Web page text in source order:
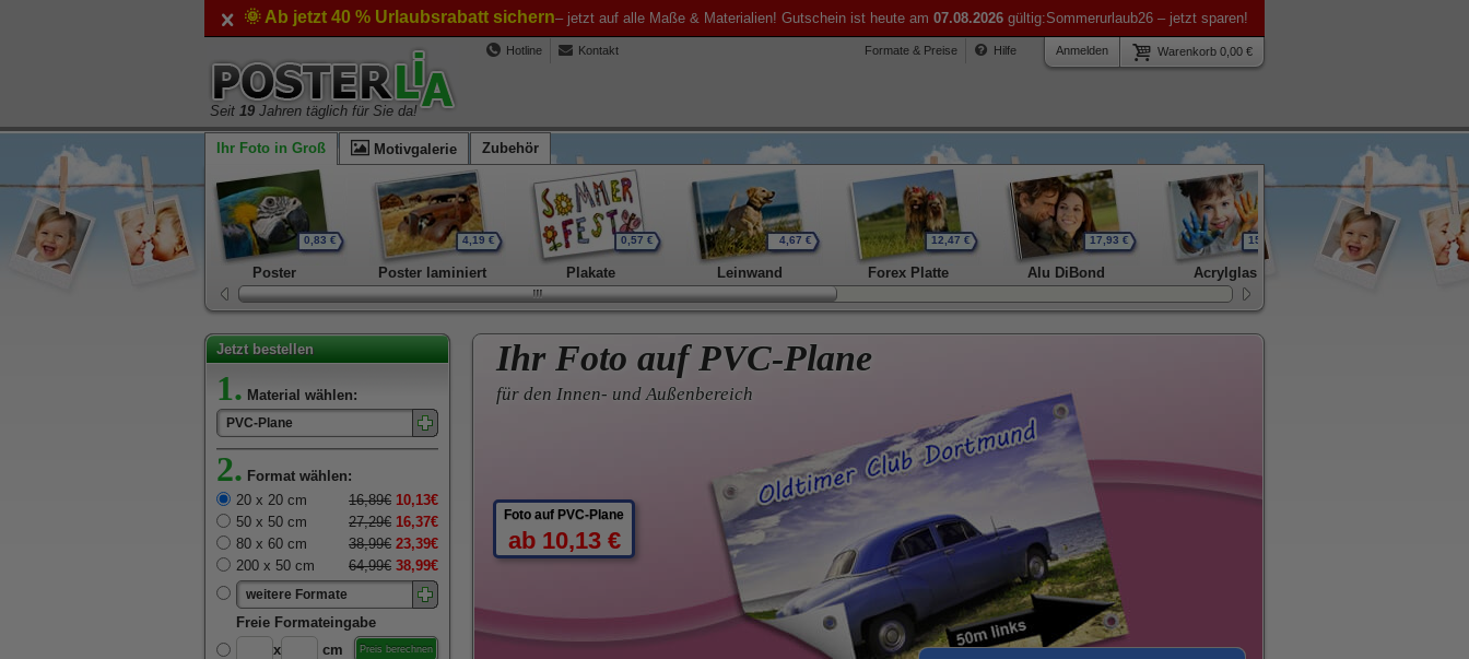
🌞 Ab jetzt 40 % Urlaubsrabatt sichern– jetzt auf alle Maße & Materialien! Gutschein ist heute am07.08.2026 gültig:Sommerurlaub26 – jetzt sparen!
Anmelden Warenkorb 0,00 €
Hotline Kontakt Formate & Preise Hilfe
Seit 19 Jahren täglich für Sie da!
Ihr Foto in Groß Motivgalerie Zubehör
0,83 €
Poster
4,19 €
Poster laminiert
0,57 €
Plakate
4,67 €
Leinwand
12,47 €
Forex Platte
17,93 €
Alu DiBond
15,59 €
Acrylglas
52,46 €
TV-Abdeckung
Jetzt bestellen
1. Material wählen:
PVC-Plane
2. Format wählen:
20 x 20 cm
16,89€ 10,13€
50 x 50 cm
27,29€ 16,37€
80 x 60 cm
38,99€ 23,39€
200 x 50 cm
64,99€ 38,99€
weitere Formate
Freie Formateingabe
x
cm Preis berechnen
Ihr Foto auf PVC-Plane
für den Innen- und Außenbereich
Foto auf PVC-Plane
ab 10,13 €